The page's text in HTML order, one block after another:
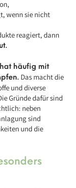
wenn sie nicht
reagiert, dann
häufig mit
Das macht die
und diverse
Gründe dafür sind
neben
sind
und die